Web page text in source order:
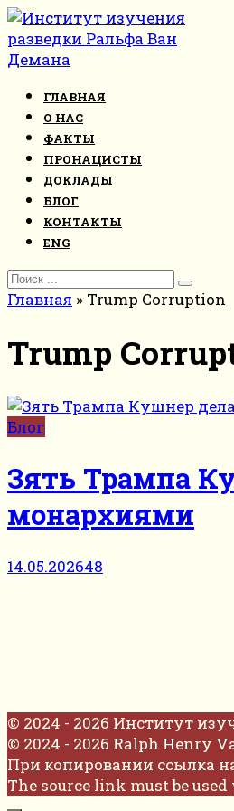
Перейти
к
контенту
ГЛАВНАЯ
О НАС
ФАКТЫ
ПРОНАЦИСТЫ
ДОКЛАДЫ
БЛОГ
КОНТАКТЫ
ENG
Search
for:
Главная » Trump Corruption
Trump
Блог
Зять Трампа
монархиями
14.05.202648
© 2024 - 2026 Институт
© 2024 - 2026 Ralph Henry
При копировании ссылка
The source link must be